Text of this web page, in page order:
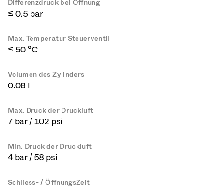
Differenzdruck bei Öffnung
≤ 0.5 bar
Max. Temperatur Steuerventil
≤ 50 °C
Volumen des Zylinders
0.08 l
Max. Druck der Druckluft
7 bar / 102 psi
Min. Druck der Druckluft
4 bar / 58 psi
Schliess- / ÖffnungsZeit